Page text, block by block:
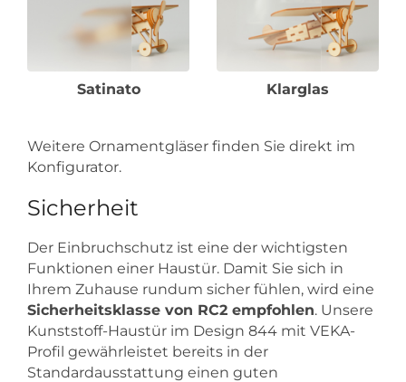
Satinato Klarglas
Weitere Ornamentgläser finden Sie direkt im
Konfigurator.
Sicherheit
Der Einbruchschutz ist eine der wichtigsten
Funktionen einer Haustür. Damit Sie sich in
Ihrem Zuhause rundum sicher fühlen, wird eine
Sicherheitsklasse von RC2 empfohlen. Unsere
Kunststoff-Haustür im Design 844 mit VEKA-
Profil gewährleistet bereits in der
Standardausstattung einen guten